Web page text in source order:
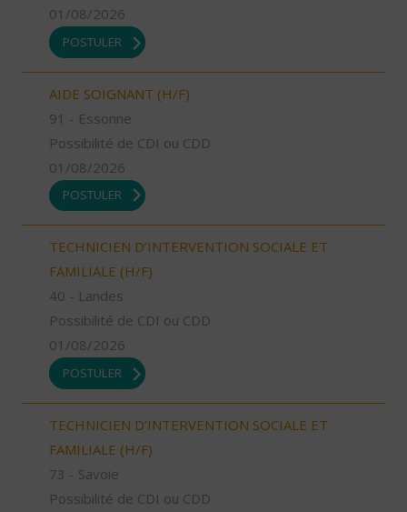
01/08/2026
POSTULER
AIDE SOIGNANT (H/F)
91 - Essonne
Possibilité de CDI ou CDD
01/08/2026
POSTULER
TECHNICIEN D’INTERVENTION SOCIALE ET
FAMILIALE (H/F)
40 - Landes
Possibilité de CDI ou CDD
01/08/2026
POSTULER
TECHNICIEN D’INTERVENTION SOCIALE ET
FAMILIALE (H/F)
73 - Savoie
Possibilité de CDI ou CDD